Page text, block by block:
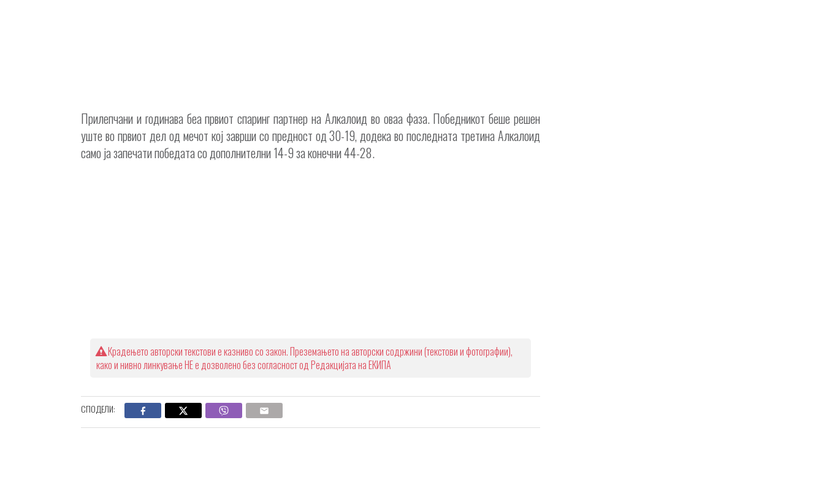
Прилепчани и годинава беа првиот спаринг партнер на Алкалоид во оваа фаза. Победникот беше решен
уште во првиот дел од мечот кој заврши со предност од 30-19, додека во последната третина Алкалоид
само ја запечати победата со дополнителни 14-9 за конечни 44-28.
Крадењето авторски текстови е казниво со закон. Преземањето на авторски содржини (текстови и фотографии),
како и нивно линкување НЕ е дозволено без согласност од Редакцијата на ЕКИПА
СПОДЕЛИ: